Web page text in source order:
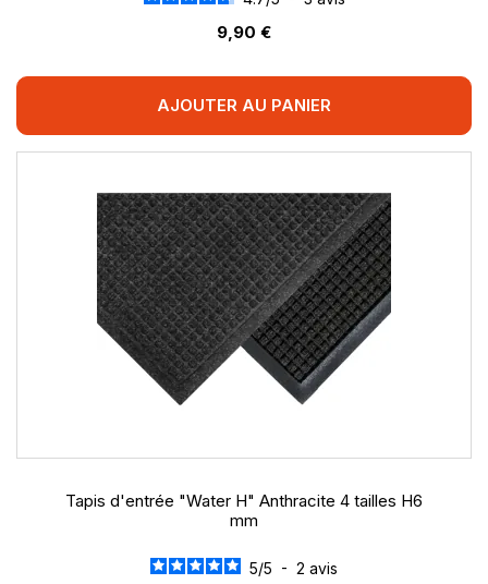
9,90 €
AJOUTER AU PANIER
Tapis d'entrée "Water H" Anthracite 4 tailles H6
mm
5/5 - 2 avis